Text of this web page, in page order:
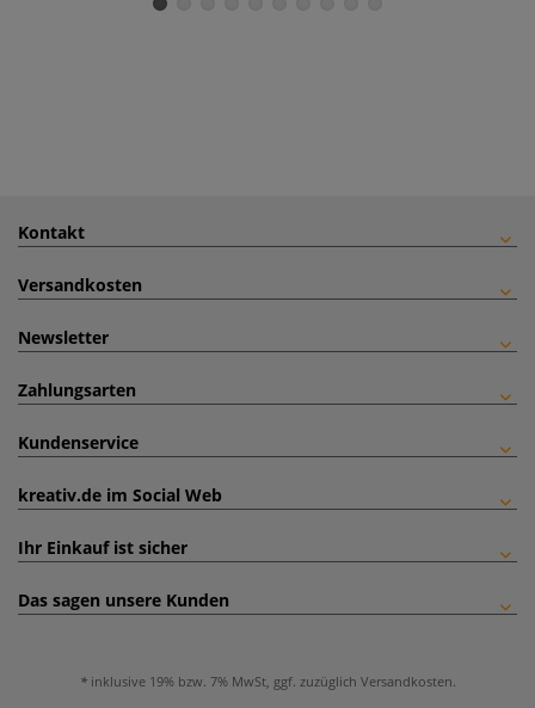
Kontakt
Versandkosten
Newsletter
Zahlungsarten
Kundenservice
kreativ.de im Social Web
Ihr Einkauf ist sicher
Das sagen unsere Kunden
inklusive 19% bzw. 7% MwSt, ggf. zuzüglich Versandkosten.